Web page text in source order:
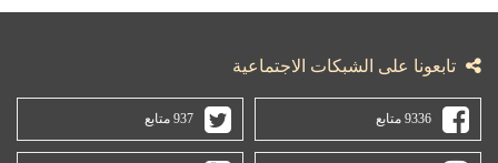
تابعونا على الشبكات الاجتماعية
9336 متابع 937 متابع